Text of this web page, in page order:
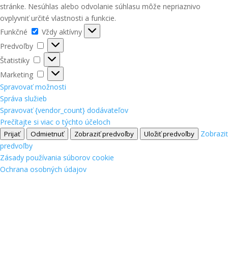
stránke. Nesúhlas alebo odvolanie súhlasu môže nepriaznivo
ovplyvniť určité vlastnosti a funkcie.
Funkčné
Funkčné
Vždy aktívny
Predvoľby
Predvoľby
Štatistiky
Štatistiky
Marketing
Marketing
Spravovať možnosti
Správa služieb
Spravovať {vendor_count} dodávateľov
Prečítajte si viac o týchto účeloch
Prijať Odmietnuť Zobraziť predvoľby Uložiť predvoľby
Zobraziť
predvoľby
Zásady používania súborov cookie
Ochrana osobných údajov